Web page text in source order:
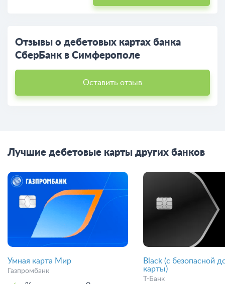
Отзывы о дебетовых картах банка
СберБанк в Симферополе
Оставить отзыв
Лучшие дебетовые карты других банков
Умная карта Мир
Газпромбанк
Black (с безопасной
карты)
Т-Банк